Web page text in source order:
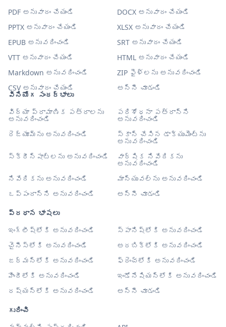
వినియోగ సందర్భాలు
విద్యా ప్రామాణిక పత్రాలను
అనువదించండి
పరిశోధనా పత్రాన్ని
అనువదించండి
రెజ్యూమ్‌ను అనువదించండి
స్కాన్ చేసిన డాక్యుమెంట్‌ను
అనువదించండి
స్క్రీన్‌షాట్‌లను అనువదించండి
వార్షిక నివేదికను
అనువదించండి
నివేదికను అనువదించండి
మాన్యువల్‌ను అనువదించండి
ఒప్పందాన్ని అనువదించండి
అన్నీ చూడండి
ప్రధాన భాషలు
ఇంగ్లీష్‌లోకి అనువదించండి
స్పానిష్‌లోకి అనువదించండి
చైనీస్‌లోకి అనువదించండి
అరబిక్‌లోకి అనువదించండి
జర్మన్‌లోకి అనువదించండి
ఫ్రెంచ్‌లోకి అనువదించండి
హిందీలోకి అనువదించండి
ఇండోనేషియన్‌లోకి అనువదించండి
రష్యన్‌లోకి అనువదించండి
అన్నీ చూడండి
PDF అనువాదం చేయండి
DOCX అనువాదం చేయండి
PPTX అనువాదం చేయండి
XLSX అనువాదం చేయండి
EPUB అనువదించండి
SRT అనువాదం చేయండి
VTT అనువాదం చేయండి
HTML అనువాదం చేయండి
Markdown అనువదించండి
ZIP ఫైళ్లను అనువదించండి
CSV అనువాదం చేయండి
అన్నీ చూడండి
గురించి